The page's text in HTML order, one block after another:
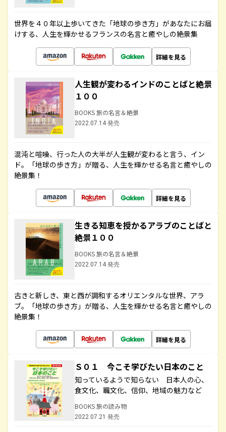
世界を４０年以上歩いてきた「地球の歩き方」があなたにお届
けする、人生を輝かせるフランスの名言と癒やしの絶景集
詳細を見る
人生観が変わるインドのことばと絶景
１００
BOOKS 旅の名言＆絶景
2022.07.14 発売
混沌と喧噪、行った人の大半が人生観が変わると言う、イン
ド。「地球の歩き方」が贈る、人生を輝かせる名言と癒やしの
絶景集！
詳細を見る
生きる知恵を授かるアラブのことばと
絶景１００
BOOKS 旅の名言＆絶景
2022.07.14 発売
古きと新しき、東と西が調和するオリエンタルな世界、アラ
ブ。「地球の歩き方」が贈る、人生を輝かせる名言と癒やしの
絶景集！
詳細を見る
Ｓ０１ 今こそ学びたい日本のこと
知っているようで知らない 日本人の心、
食文化、職文化、信仰、地域の魅力など
BOOKS 旅の読み物
2022.07.21 発売